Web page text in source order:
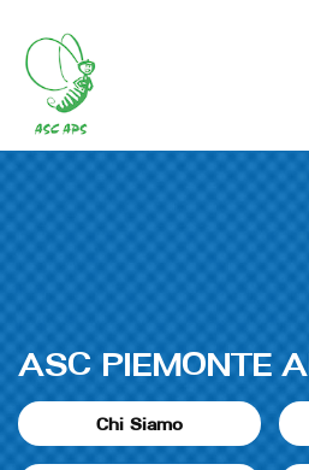
contenuto
principale
ASC PIEMONTE
Chi Siamo